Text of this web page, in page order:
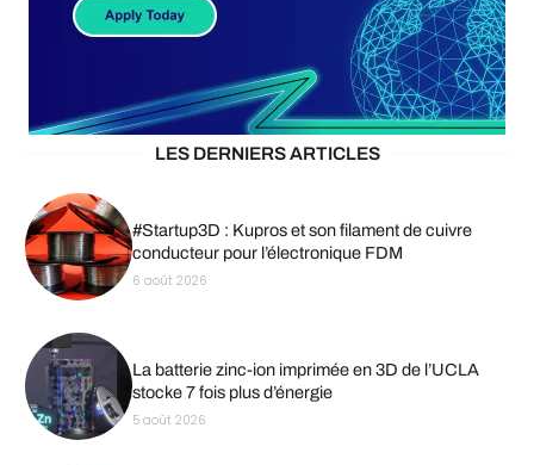
LES DERNIERS ARTICLES
#Startup3D : Kupros et son filament de cuivre
conducteur pour l’électronique FDM
6 août 2026
La batterie zinc-ion imprimée en 3D de l’UCLA
stocke 7 fois plus d’énergie
5 août 2026